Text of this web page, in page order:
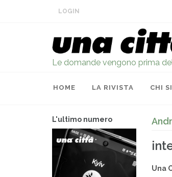
LOGIN
Le domande vengono prima
HOME LA RIVISTA CHI
L'ultimo numero
Una